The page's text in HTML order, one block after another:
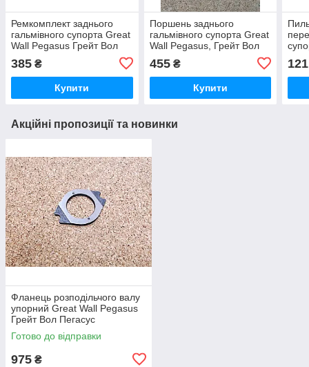
Ремкомплект заднього
гальмівного супорта Great
Wall Pegasus Грейт Вол
385 ₴
Купити
Поршень заднього
гальмівного супорта Great
Wall Pegasus, Грейт Вол
455₴
Купити
121
Акційні пропозиції та новинки
Фланець розподільчого валу
упорний Great Wall Pegasus
Грейт Вол Пегасус
Готово до відправки
975 ₴